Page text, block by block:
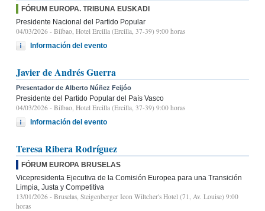
FÓRUM EUROPA. TRIBUNA EUSKADI
Presidente Nacional del Partido Popular
04/03/2026 - Bilbao, Hotel Ercilla (Ercilla, 37-39) 9:00 horas
Información del evento
Javier de Andrés Guerra
Presentador de Alberto Núñez Feijóo
Presidente del Partido Popular del País Vasco
04/03/2026 - Bilbao, Hotel Ercilla (Ercilla, 37-39) 9:00 horas
Información del evento
Teresa Ribera Rodríguez
FÓRUM EUROPA BRUSELAS
Vicepresidenta Ejecutiva de la Comisión Europea para una Transición
Limpia, Justa y Competitiva
13/01/2026 - Bruselas, Steigenberger Icon Wiltcher's Hotel (71, Av. Louise) 9:00
horas